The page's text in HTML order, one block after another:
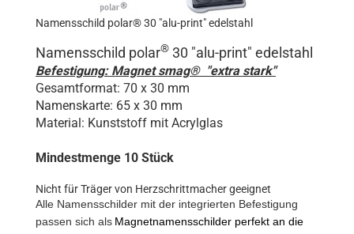
Namensschild polar® 30 "alu-print" edelstahl
Namensschild polar® 30 "alu-print" edelstahl
Befestigung: Magnet smag® "extra stark"
Gesamtformat: 70 x 30 mm
Namenskarte: 65 x 30 mm
Material: Kunststoff mit Acrylglas
Mindestmenge 10 Stück
Nicht für Träger von Herzschrittmacher geeignet
Alle Namensschilder mit der integrierten Befestigung
passen sich als Magnetnamensschilder perfekt an die